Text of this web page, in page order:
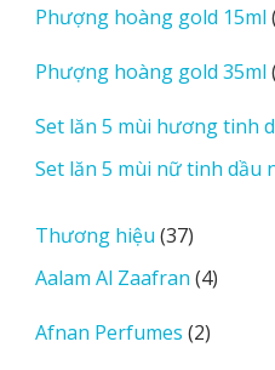
Phượng hoàng gold 15ml
Phượng hoàng gold 35ml
Set lăn 5 mùi hương tinh
Set lăn 5 mùi nữ tinh dầu
Thương hiệu 3737
sản
phẩm
Aalam Al Zaafran 44
Afnan Perfumes 22